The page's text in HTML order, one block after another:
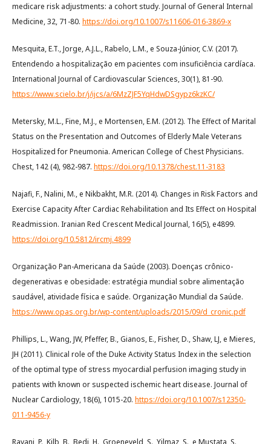
medicare risk adjustments: a cohort study. Journal of General Internal
Medicine, 32, 71-80. https://doi.org/10.1007/s11606-016-3869-x
Mesquita, E.T., Jorge, A.J.L., Rabelo, L.M., e Souza-Júnior, C.V. (2017).
Entendendo a hospitalização em pacientes com insuficiência cardíaca.
International Journal of Cardiovascular Sciences, 30(1), 81-90.
https://www.scielo.br/j/ijcs/a/6MzZJF5YqHdwDSgypz6kzKC/
Metersky, M.L., Fine, M.J., e Mortensen, E.M. (2012). The Effect of Marital
Status on the Presentation and Outcomes of Elderly Male Veterans
Hospitalized for Pneumonia. American College of Chest Physicians.
Chest, 142 (4), 982-987. https://doi.org/10.1378/chest.11-3183
Najafi, F., Nalini, M., e Nikbakht, M.R. (2014). Changes in Risk Factors and
Exercise Capacity After Cardiac Rehabilitation and Its Effect on Hospital
Readmission. Iranian Red Crescent Medical Journal, 16(5), e4899.
https://doi.org/10.5812/ircmj.4899
Organização Pan-Americana da Saúde (2003). Doenças crônico-
degenerativas e obesidade: estratégia mundial sobre alimentação
saudável, atividade física e saúde. Organização Mundial da Saúde.
https://www.opas.org.br/wp-content/uploads/2015/09/d_cronic.pdf
Phillips, L., Wang, JW, Pfeffer, B., Gianos, E., Fisher, D., Shaw, LJ, e Mieres,
JH (2011). Clinical role of the Duke Activity Status Index in the selection
of the optimal type of stress myocardial perfusion imaging study in
patients with known or suspected ischemic heart disease. Journal of
Nuclear Cardiology, 18(6), 1015-20. https://doi.org/10.1007/s12350-
011-9456-y
Ravani, P., Kilb, B., Bedi, H., Groeneveld, S., Yilmaz, S., e Mustata, S.